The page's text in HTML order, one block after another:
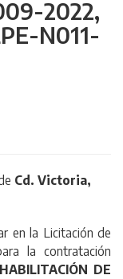
2022,
N011-
Cd. Victoria,
en la Licitación de
la contratación
DE